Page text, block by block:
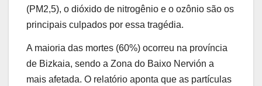
(PM2,5), o dióxido de nitrogênio e o ozônio são os
principais culpados por essa tragédia.
A maioria das mortes (60%) ocorreu na província
de Bizkaia, sendo a Zona do Baixo Nervión a
mais afetada. O relatório aponta que as partículas